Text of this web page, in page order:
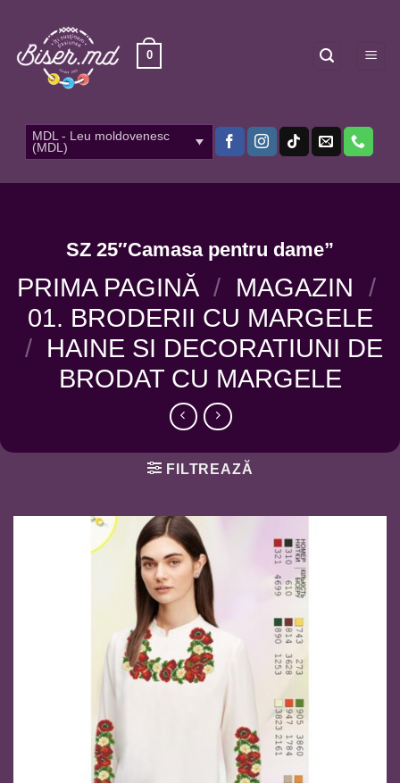
content
0
MDL - Leu moldovenesc
(MDL)
SZ 25″Camasa pentru dame”
PRIMA PAGINĂ / MAGAZIN /
01. BRODERII CU MARGELE
/ HAINE SI DECORATIUNI DE
BRODAT CU MARGELE
FILTREAZĂ